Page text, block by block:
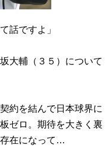
話ですよ」
大輔（３５）について
約を結んで日本球界に
ゼロ。期待を大きく裏
在になって…